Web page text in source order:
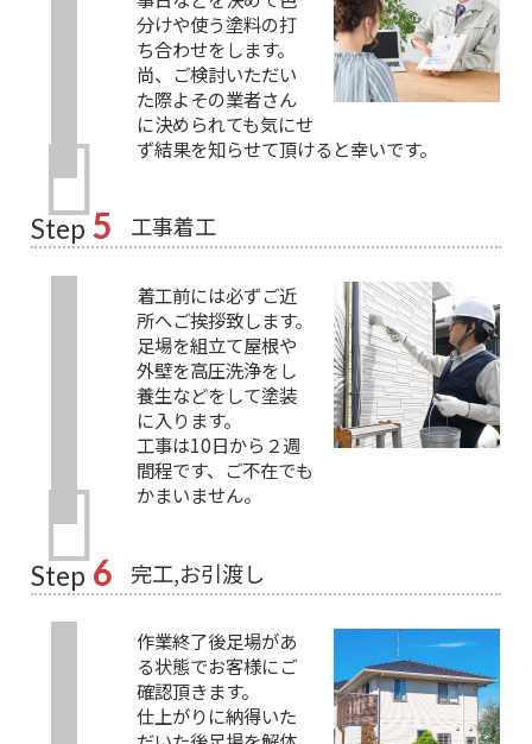
分けや使う塗料の打
ち合わせをします。
尚、ご検討いただい
た際よその業者さん
に決められても気にせ
ず結果を知らせて頂けると幸いです。
Step 5 工事着工
着工前には必ずご近
所へご挨拶致します。
足場を組立て屋根や
外壁を高圧洗浄をし
養生などをして塗装
に入ります。
工事は10日から２週
間程です、ご不在でも
かまいません。
Step 6 完工,お引渡し
作業終了後足場があ
る状態でお客様にご
確認頂きます。
仕上がりに納得いた